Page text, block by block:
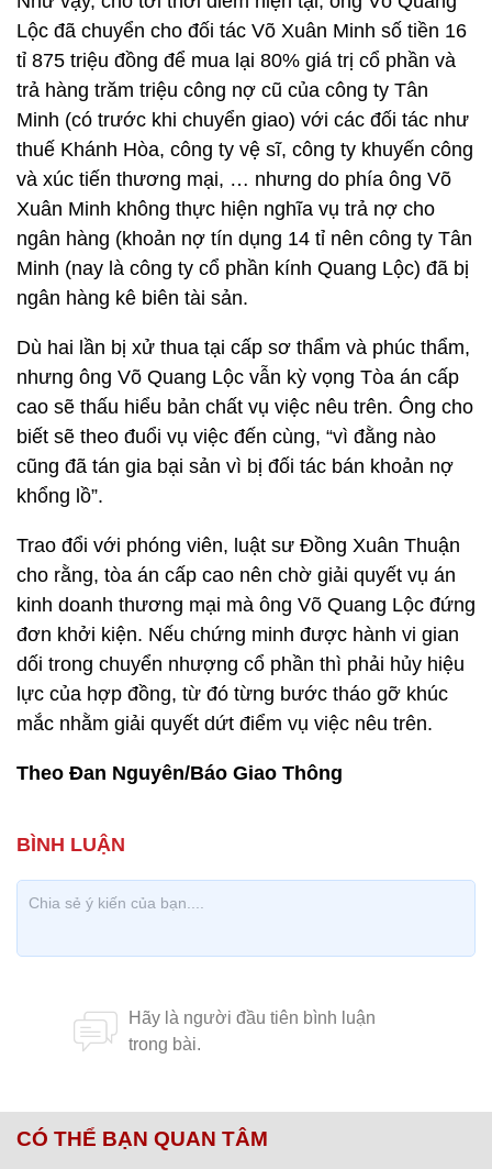
Lộc đã chuyển cho đối tác Võ Xuân Minh số tiền 16
tỉ 875 triệu đồng để mua lại 80% giá trị cổ phần và
trả hàng trăm triệu công nợ cũ của công ty Tân
Minh (có trước khi chuyển giao) với các đối tác như
thuế Khánh Hòa, công ty vệ sĩ, công ty khuyến công
và xúc tiến thương mại, … nhưng do phía ông Võ
Xuân Minh không thực hiện nghĩa vụ trả nợ cho
ngân hàng (khoản nợ tín dụng 14 tỉ nên công ty Tân
Minh (nay là công ty cổ phần kính Quang Lộc) đã bị
ngân hàng kê biên tài sản.
Dù hai lần bị xử thua tại cấp sơ thẩm và phúc thẩm,
nhưng ông Võ Quang Lộc vẫn kỳ vọng Tòa án cấp
cao sẽ thấu hiểu bản chất vụ việc nêu trên. Ông cho
biết sẽ theo đuổi vụ việc đến cùng, “vì đằng nào
cũng đã tán gia bại sản vì bị đối tác bán khoản nợ
khổng lồ”.
Trao đổi với phóng viên, luật sư Đồng Xuân Thuận
cho rằng, tòa án cấp cao nên chờ giải quyết vụ án
kinh doanh thương mại mà ông Võ Quang Lộc đứng
đơn khởi kiện. Nếu chứng minh được hành vi gian
dối trong chuyển nhượng cổ phần thì phải hủy hiệu
lực của hợp đồng, từ đó từng bước tháo gỡ khúc
mắc nhằm giải quyết dứt điểm vụ việc nêu trên.
Theo Đan Nguyên/Báo Giao Thông
CÓ THỂ BẠN QUAN TÂM